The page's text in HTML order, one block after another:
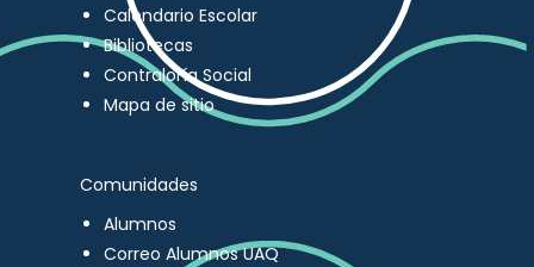
Calendario Escolar
Bibliotecas
Contraloría Social
Mapa de sitio
Comunidades
Alumnos
Correo Alumnos UAQ